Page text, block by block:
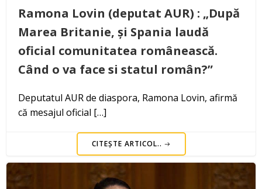
Ramona Lovin (deputat AUR) : „După
Marea Britanie, și Spania laudă
oficial comunitatea românească.
Când o va face si statul român?”
Deputatul AUR de diaspora, Ramona Lovin, afirmă
că mesajul oficial […]
CITEȘTE ARTICOL..